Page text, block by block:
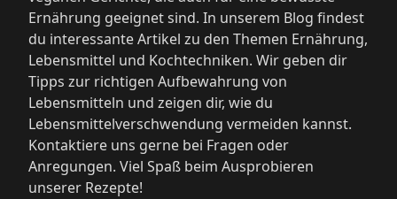
Ernährung geeignet sind. In unserem Blog findest
du interessante Artikel zu den Themen Ernährung,
Lebensmittel und Kochtechniken. Wir geben dir
Tipps zur richtigen Aufbewahrung von
Lebensmitteln und zeigen dir, wie du
Lebensmittelverschwendung vermeiden kannst.
Kontaktiere uns gerne bei Fragen oder
Anregungen. Viel Spaß beim Ausprobieren
unserer Rezepte!